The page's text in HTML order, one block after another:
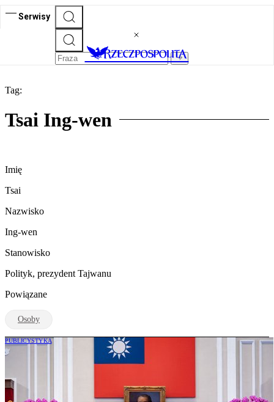
Serwisy
Tag:
Tsai Ing-wen
Imię
Tsai
Nazwisko
Ing-wen
Stanowisko
Polityk, prezydent Tajwanu
Powiązane
Osoby
PUBLICYSTYKA
Tajwan ma nowego prezydenta. Jak
wygląda sytuacja polityczna na wyspie?